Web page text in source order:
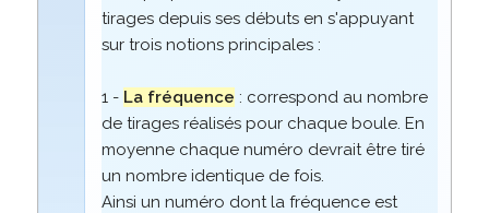
tirages depuis ses débuts en s'appuyant
sur trois notions principales :
1 - La fréquence : correspond au nombre
de tirages réalisés pour chaque boule. En
moyenne chaque numéro devrait être tiré
un nombre identique de fois.
Ainsi un numéro dont la fréquence est